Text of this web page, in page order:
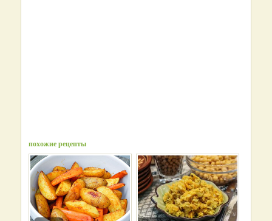
похожие рецепты